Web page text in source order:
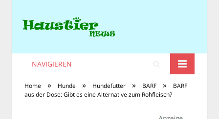
NAVIGIEREN
Home » Hunde » Hundefutter » BARF »
BARF
aus der Dose: Gibt es eine Alternative zum Rohfleisch?